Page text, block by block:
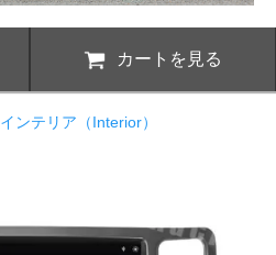
カートを見る
インテリア（Interior）